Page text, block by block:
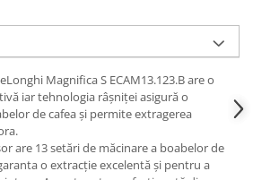
Magnifica S ECAM13.123.B are o
iar tehnologia râșniței asigură o
de cafea și permite extragerea
are 13 setări de măcinare a boabelor de
o extracție excelentă și pentru a